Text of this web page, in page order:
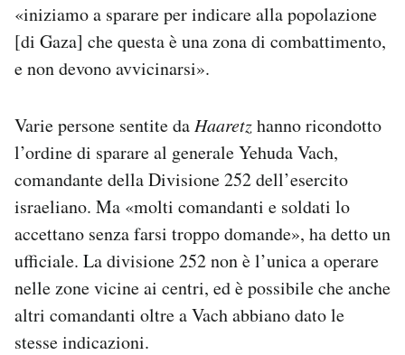
«iniziamo a sparare per indicare alla popolazione
[di Gaza] che questa è una zona di combattimento,
e non devono avvicinarsi».
Varie persone sentite da Haaretzhanno ricondotto
l’ordine di sparare al generale Yehuda Vach,
comandante della Divisione 252 dell’esercito
israeliano. Ma «molti comandanti e soldati lo
accettano senza farsi troppo domande», ha detto un
ufficiale. La divisione 252 non è l’unica a operare
nelle zone vicine ai centri, ed è possibile che anche
altri comandanti oltre a Vach abbiano dato le
stesse indicazioni.